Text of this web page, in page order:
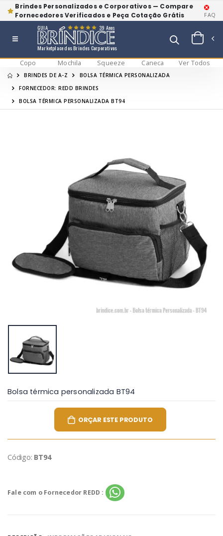
Brindes Personalizados e Corporativos — Compare
Fornecedores Verificados e Peça Cotação Grátis
FAQ
Marketplace dos Brindes Corporativos
GUIA 39 Anos
Copo Mochila Squeeze Caneca Ver Todos
BRINDES DE A-Z
BOLSA TÉRMICA PERSONALIZADA
FORNECEDOR: REDD BRINDES
BOLSA TÉRMICA PERSONALIZADA BT94
Bolsa térmica personalizada BT94
ORÇAR ESTE PRODUTO
Código: BT94
Fale com o Fornecedor REDD :